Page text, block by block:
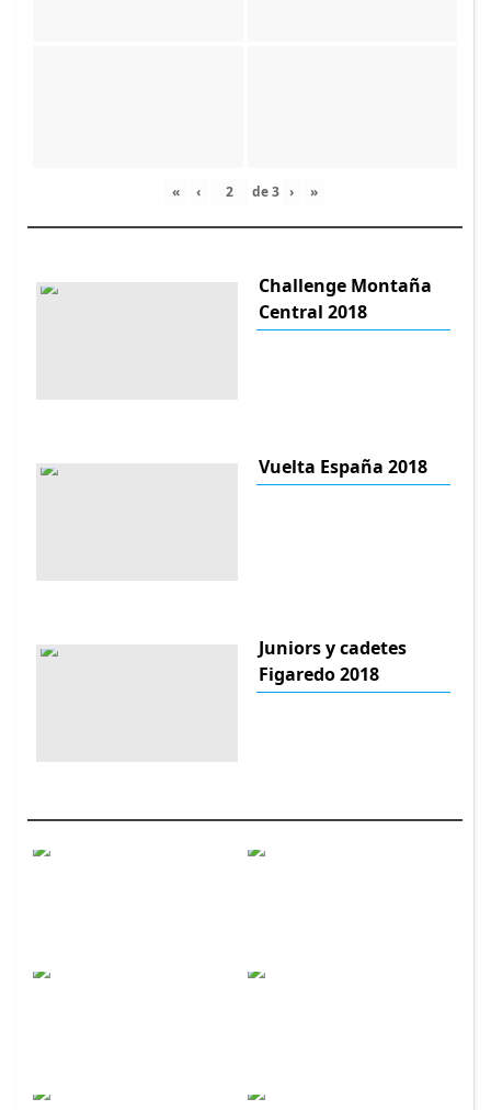
« ‹ de3 › »
Challenge Montaña
Central 2018
Vuelta España 2018
Juniors y cadetes
Figaredo 2018